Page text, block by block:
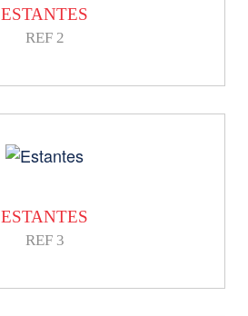
ESTANTES
REF 2
ESTANTES
REF 3